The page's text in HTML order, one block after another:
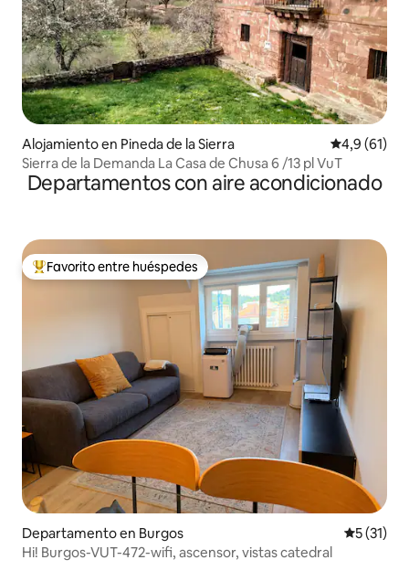
Alojamiento en Pineda de la Sierra Calificación
4,9 (61)
Sierra de la Demanda La Casa de Chusa 6 /13 pl VuT
Departamentos con aire acondicionado
Favorito entre los huéspedes más destacados
Favorito entre huéspedes
Departamento en Burgos
5 (31)
Hi! Burgos-VUT-472-wifi, ascensor, vistas catedral